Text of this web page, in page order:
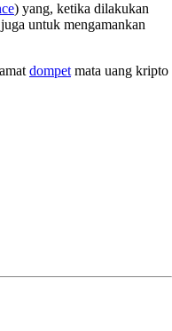
) yang, ketika dilakukan
untuk mengamankan
dompet mata uang kripto